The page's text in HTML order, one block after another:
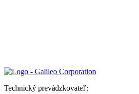
Technický prevádzkovateľ: